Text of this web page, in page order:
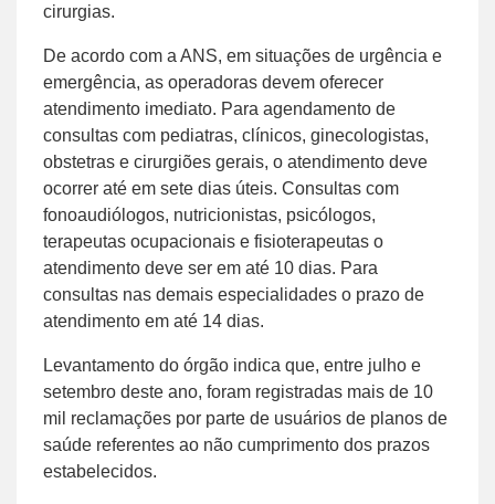
cirurgias.
De acordo com a ANS, em situações de urgência e
emergência, as operadoras devem oferecer
atendimento imediato. Para agendamento de
consultas com pediatras, clínicos, ginecologistas,
obstetras e cirurgiões gerais, o atendimento deve
ocorrer até em sete dias úteis. Consultas com
fonoaudiólogos, nutricionistas, psicólogos,
terapeutas ocupacionais e fisioterapeutas o
atendimento deve ser em até 10 dias. Para
consultas nas demais especialidades o prazo de
atendimento em até 14 dias.
Levantamento do órgão indica que, entre julho e
setembro deste ano, foram registradas mais de 10
mil reclamações por parte de usuários de planos de
saúde referentes ao não cumprimento dos prazos
estabelecidos.